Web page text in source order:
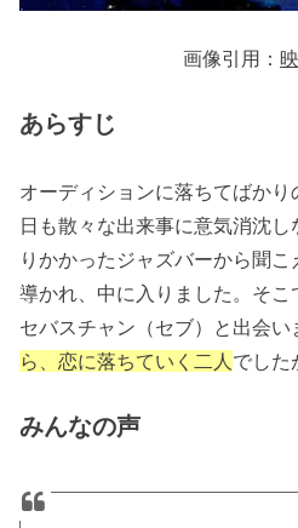
画像引用：
あらすじ
オーディションに落ちてばか
日も散々な出来事に意気消沈
りかかったジャズバーから聞
導かれ、中に入りました。そ
セバスチャン（セブ）と出会い
ら、恋に落ちていく二人 でした
みんなの声